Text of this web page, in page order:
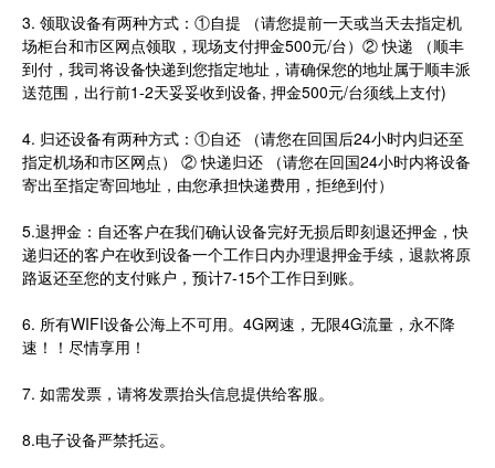
3. 领取设备有两种方式：①自提 （请您提前一天或当天去指定机
场柜台和市区网点领取，现场支付押金500元/台）② 快递 （顺丰
到付，我司将设备快递到您指定地址，请确保您的地址属于顺丰派
送范围，出行前1-2天妥妥收到设备, 押金500元/台须线上支付)
4. 归还设备有两种方式：①自还 （请您在回国后24小时内归还至
指定机场和市区网点） ② 快递归还 （请您在回国24小时内将设备
寄出至指定寄回地址，由您承担快递费用，拒绝到付）
5.退押金：自还客户在我们确认设备完好无损后即刻退还押金，快
递归还的客户在收到设备一个工作日内办理退押金手续，退款将原
路返还至您的支付账户，预计7-15个工作日到账。
6. 所有WIFI设备公海上不可用。4G网速，无限4G流量，永不降
速！！尽情享用！
7. 如需发票，请将发票抬头信息提供给客服。
8.电子设备严禁托运。